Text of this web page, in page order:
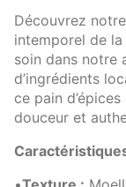
Découvrez notre
intemporel de
soin dans notre
d’ingrédients
ce pain
douceur et